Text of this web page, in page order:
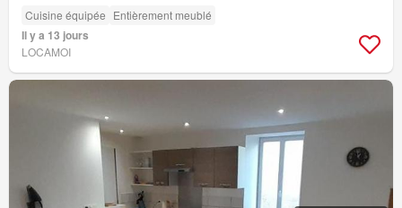
Cuisine équipée Entièrement meublé
Il y a 13 jours
LOCAMOI